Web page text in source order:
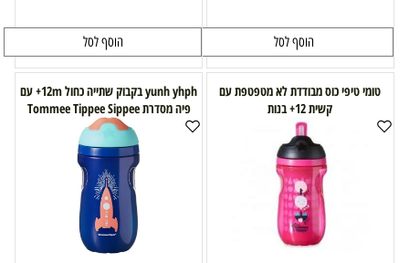
הוסף לסל הוסף לסל
טומי טיפי כוס מבודדת לא מטפטפת עם
קשית 12+ בנות
yunh yhph בקבוק שתייה כחול 12m+ עם
פיה מסדרת Tommee Tippee Sippee